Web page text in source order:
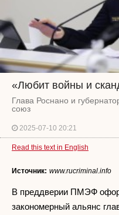
«Любит войны и
Глава Роснано и
союз
2025-07-10 20:21
Read this text in English
Источник: www.rucriminal.info
В преддверии ПМЭФ
закономерный альянс